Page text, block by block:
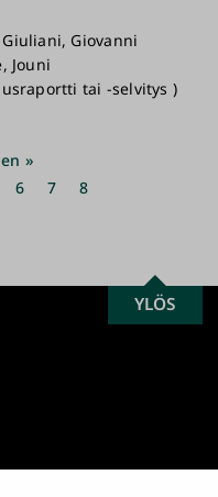
Giovanni
Jouni
tai -selvitys )
»
Sivu
6 Sivu
7 Sivu
8
SCROLL
TO
YLÖS